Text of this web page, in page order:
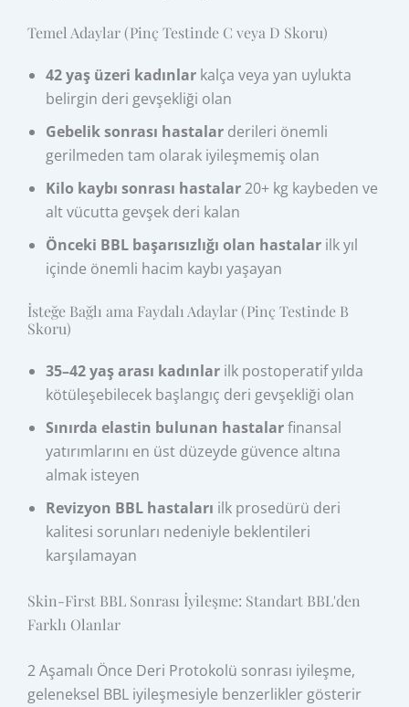
Temel Adaylar (Pinç Testinde C veya D Skoru)
42 yaş üzeri kadınlar kalça veya yan uylukta
belirgin deri gevşekliği olan
Gebelik sonrası hastalar derileri önemli
gerilmeden tam olarak iyileşmemiş olan
Kilo kaybı sonrası hastalar20+ kg kaybeden ve
alt vücutta gevşek deri kalan
Önceki BBL başarısızlığı olan hastalar ilk yıl
içinde önemli hacim kaybı yaşayan
İsteğe Bağlı ama Faydalı Adaylar (Pinç Testinde B
Skoru)
35–42 yaş arası kadınlar ilk postoperatif yılda
kötüleşebilecek başlangıç deri gevşekliği olan
Sınırda elastin bulunan hastalarfinansal
yatırımlarını en üst düzeyde güvence altına
almak isteyen
Revizyon BBL hastaları ilk prosedürü deri
kalitesi sorunları nedeniyle beklentileri
karşılamayan
Skin-First BBL Sonrası İyileşme: Standart BBL'den
Farklı Olanlar
2 Aşamalı Önce Deri Protokolü sonrası iyileşme,
geleneksel BBL iyileşmesiyle benzerlikler gösterir